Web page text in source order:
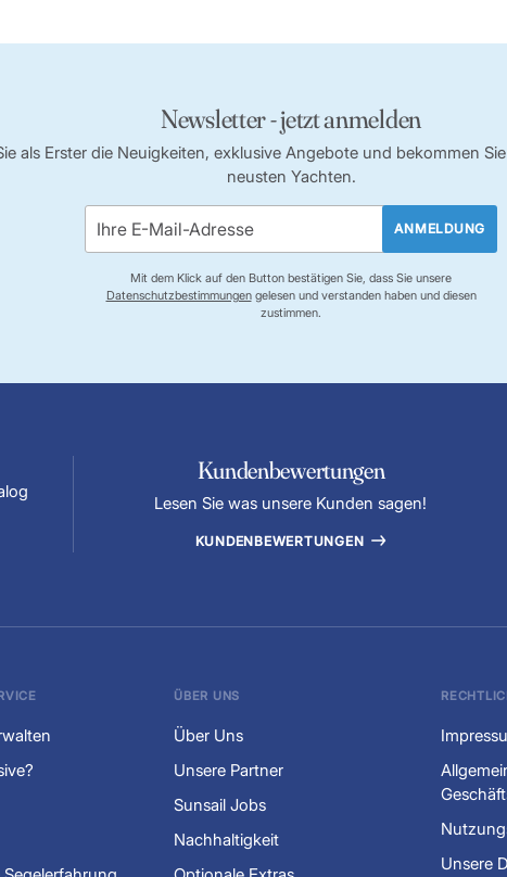
Newsletter - jetzt anmelden
als Erster die Neuigkeiten, exklusive Angebote und bekommen
neusten Yachten.
ANMELDUNG
Mit dem Klick auf den Button bestätigen Sie, dass Sie unsere
Datenschutzbestimmungengelesen und verstanden haben und diesen
zustimmen.
Kundenbewertungen
Lesen Sie was unsere Kunden sagen!
KUNDENBEWERTUNGEN
ÜBER UNS
Über Uns
Unsere Partner
Sunsail Jobs
Nachhaltigkeit
Unsere